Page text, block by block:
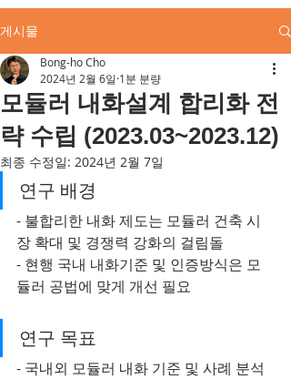
게시물
모듈러 내화설계 합리화 전
략 수립 (2023.03~2023.12)
Bong-ho Cho
2024년 2월 6일 1분 분량
최종 수정일: 2024년 2월 7일
연구 배경
- 불합리한 내화 제도는 모듈러 건축 시
장 확대 및 경쟁력 강화의 걸림돌
- 현행 국내 내화기준 및 인증방식은 모
듈러 공법에 맞게 개선 필요
연구 목표
- 국내외 모듈러 내화 기준 및 사례 분석